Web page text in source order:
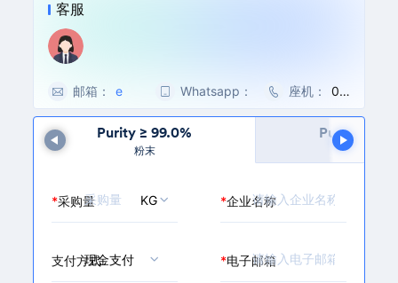
胺，
部分
醇，
略有
烷磺酸; 2-丙烯酰胺-2-
基-2-甲基丙酸; AMPS;
客服
邮箱：
e
a
@
m
i
Whatsapp：
-
5
8
8
座机：
00
86
-5
71-
89
97
72
Purity ≥ 99.0%
粉末
Purity ≥
...
*采购量 KG *企业名称
支付方式现金支付 *电子邮箱